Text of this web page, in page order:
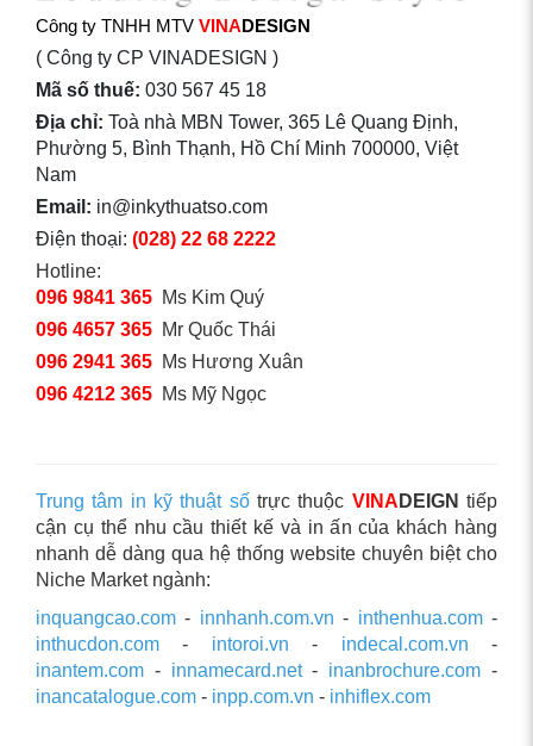
Công ty TNHH MTV VINADESIGN
( Công ty CP VINADESIGN )
Mã số thuế: 030 567 45 18
Địa chỉ: Toà nhà MBN Tower, 365 Lê Quang Định,
Phường 5, Bình Thạnh, Hồ Chí Minh 700000, Việt
Nam
Email: in@inkythuatso.com
Điện thoại: (028) 22 68 2222
Hotline:
096 9841 365 Ms Kim Quý
096 4657 365 Mr Quốc Thái
096 2941 365 Ms Hương Xuân
096 4212 365 Ms Mỹ Ngọc
Trung tâm in kỹ thuật sốtrực thuộc VINA DEIGN tiếp
cận cụ thể nhu cầu thiết kế và in ấn của khách hàng
nhanh dễ dàng qua hệ thống website chuyên biệt cho
Niche Market ngành:
inquangcao.com - innhanh.com.vn - inthenhua.com-
inthucdon.com - intoroi.vn - indecal.com.vn -
inantem.com - innamecard.net- inanbrochure.com -
inancatalogue.com - inpp.com.vn - inhiflex.com